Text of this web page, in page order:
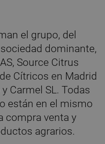
el grupo, del
dominante,
Source Citrus
Cítricos en Madrid
Carmel SL. Todas
están en el mismo
compra venta y
agrarios.